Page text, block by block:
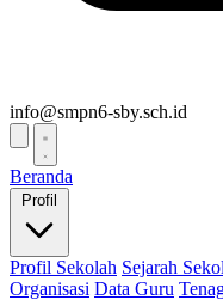
info@smpn6-sby.sch.id
Beranda
Profil
Profil Sekolah Sejarah
Organisasi Data Guru